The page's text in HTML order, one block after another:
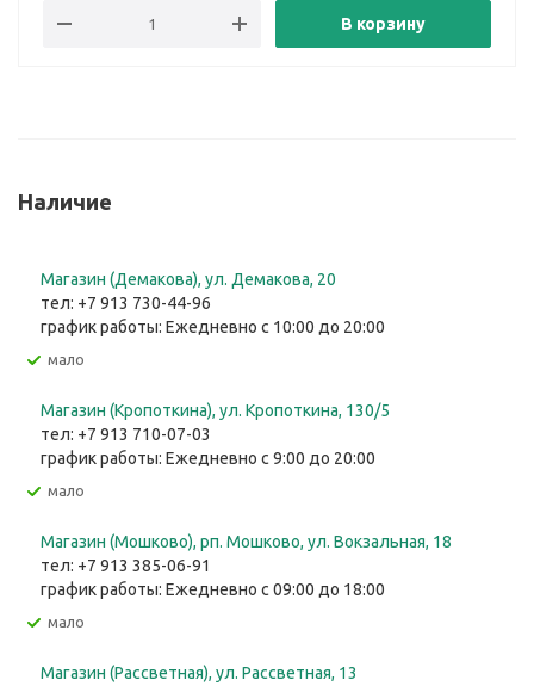
В корзину
Наличие
Магазин (Демакова), ул. Демакова, 20
тел: +7 913 730-44-96
график работы: Ежедневно с 10:00 до 20:00
Мало
Магазин (Кропоткина), ул. ​Кропоткина, 130/5
тел: +7 913 710-07-03
график работы: Ежедневно с 9:00 до 20:00
Мало
Магазин (Мошково), рп. Мошково, ул. Вокзальная, 18
тел: +7 913 385-06-91
график работы: Ежедневно с 09:00 до 18:00
Мало
Магазин (Рассветная), ул. Рассветная, 13